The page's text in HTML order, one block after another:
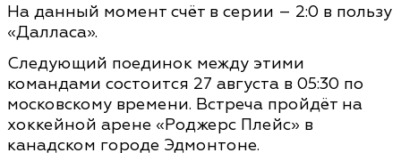
На данный момент счёт в серии – 2:0 в пользу
«Далласа».
Следующий поединок между этими
командами состоится 27 августа в 05:30 по
московскому времени. Встреча пройдёт на
хоккейной арене «Роджерс Плейс» в
канадском городе Эдмонтоне.